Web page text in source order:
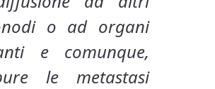
o ad organi
e comunque,
le metastasi